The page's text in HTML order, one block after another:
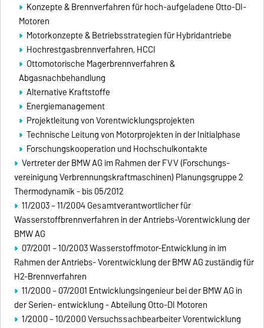
Konzepte & Brennverfahren für hoch-aufgeladene Otto-DI-
Motoren
Motorkonzepte & Betriebsstrategien für Hybridantriebe
Hochrestgasbrennverfahren, HCCI
Ottomotorische Magerbrennverfahren &
Abgasnachbehandlung
Alternative Kraftstoffe
Energiemanagement
Projektleitung von Vorentwicklungsprojekten
Technische Leitung von Motorprojekten in der Initialphase
Forschungskooperation und Hochschulkontakte
Vertreter der BMW AG im Rahmen der FVV (Forschungs-
vereinigung Verbrennungskraftmaschinen) Planungsgruppe 2
Thermodynamik - bis 05/2012
11/2003 – 11/2004 Gesamtverantwortlicher für
Wasserstoffbrennverfahren in der Antriebs-Vorentwicklung der
BMW AG
07/2001 – 10/2003 Wasserstoffmotor-Entwicklung in im
Rahmen der Antriebs- Vorentwicklung der BMW AG zuständig für
H2-Brennverfahren
11/2000 – 07/2001 Entwicklungsingenieur bei der BMW AG in
der Serien- entwicklung - Abteilung Otto-DI Motoren
1/2000 – 10/2000 Versuchssachbearbeiter Vorentwicklung